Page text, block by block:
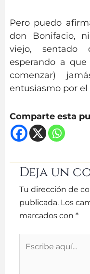
Pero puedo
don Bonifacio,
viejo, sentado
esperando a
comenzar)
entusiasmo por el
Comparte esta
Deja un
Tu dirección de
publicada. Los
marcados con *